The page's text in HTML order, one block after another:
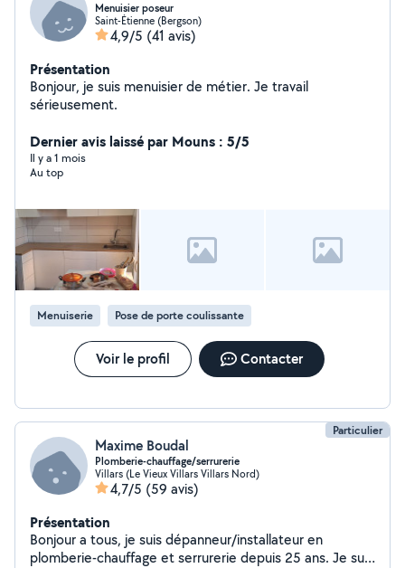
Menuisier poseur
Saint-Étienne (Bergson)
4,9/5 (41 avis)
Présentation
Bonjour, je suis menuisier de métier. Je travail
sérieusement.
Dernier avis laissé par Mouns : 5/5
Il y a 1 mois
Au top
Menuiserie Pose de porte coulissante
Voir le profil Contacter
Particulier
Maxime Boudal
Plomberie-chauffage/serrurerie
Villars (Le Vieux Villars Villars Nord)
4,7/5 (59 avis)
Présentation
Bonjour a tous, je suis dépanneur/installateur en
plomberie-chauffage et serrurerie depuis 25 ans. Je suis